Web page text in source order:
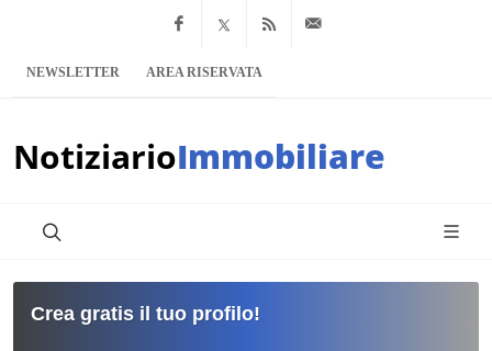
Facebook
x.com Feed RSS
NEWSLETTER AREA RISERVATA
NotiziarioImmobiliare
Crea gratis il tuo profilo!